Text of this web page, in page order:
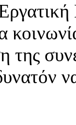
της